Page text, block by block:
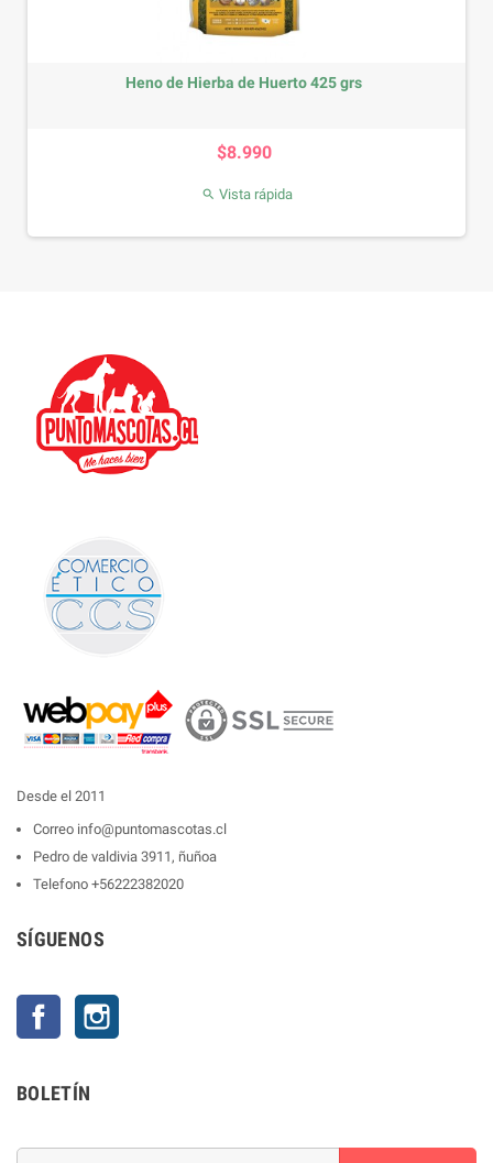
Heno de Hierba de Huerto 425 grs
$8.990
 Vista rápida
Desde el 2011
Correo info@puntomascotas.cl
Pedro de valdivia 3911, ñuñoa
Telefono +56222382020
SÍGUENOS
Facebook
BOLETÍN